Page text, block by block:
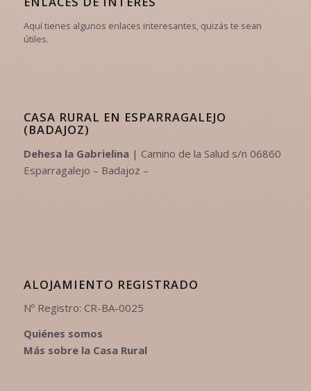
Aquí tienes algunos enlaces interesantes, quizás te sean
útiles.
CASA RURAL EN ESPARRAGALEJO
(BADAJOZ)
Dehesa la Gabrielina| Camino de la Salud s/n 06860
Esparragalejo – Badajoz –
ALOJAMIENTO REGISTRADO
Nº Registro: CR-BA-0025
Quiénes somos
Más sobre la Casa Rural